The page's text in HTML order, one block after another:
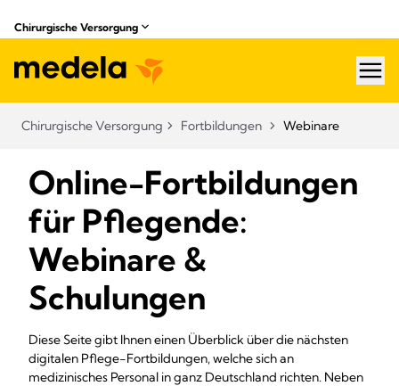
Chirurgische Versorgung
Chirurgische Versorgung Fortbildungen​ Webinare
Online-Fortbildungen
für Pflegende:
Webinare &
Schulungen
Diese Seite gibt Ihnen einen Überblick über die nächsten
digitalen Pflege-Fortbildungen, welche sich an
medizinisches Personal in ganz Deutschland richten. Neben